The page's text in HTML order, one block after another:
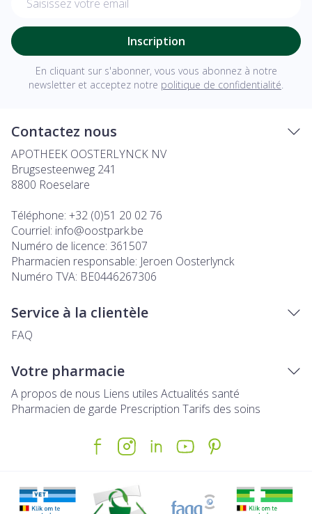
Inscription
En cliquant sur s'abonner, vous vous abonnez à notre
newsletter et acceptez notre politique de confidentialité.
Contactez nous
APOTHEEK OOSTERLYNCK NV
Brugsesteenweg 241
8800 Roeselare
Téléphone: +32 (0)51 20 02 76
Courriel: info@oostpark.be
Numéro de licence: 361507
Pharmacien responsable: Jeroen Oosterlynck
Numéro TVA: BE0446267306
Service à la clientèle
FAQ
Votre pharmacie
A propos de nous Liens utiles Actualités santé
Pharmacien de garde Prescription Tarifs des soins